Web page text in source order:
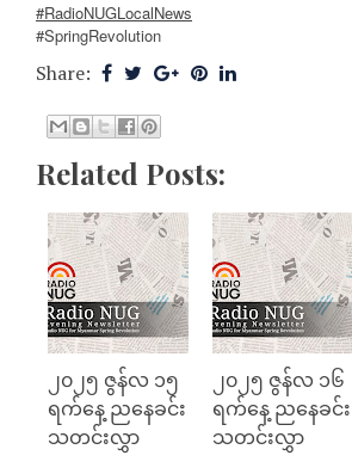
#RadioNUGLocalNews
#SpringRevolution
Share:
Related Posts:
၂၀၂၅ ဇွန်လ ၁၅
ရက်နေ့ ညနေခင်း
သတင်းလွှာ
၂၀၂၅ ဇွန်လ ၁၆
ရက်နေ့ ညနေခင်း
သတင်းလွှာ